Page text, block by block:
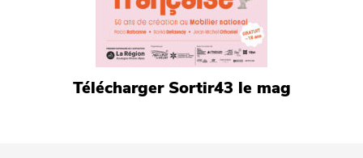
Télécharger Sortir43 le mag